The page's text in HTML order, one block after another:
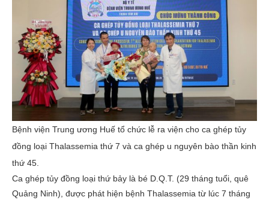
Bệnh viện Trung ương Huế tổ chức lễ ra viện cho ca ghép tủy
đồng loại Thalassemia thứ 7 và ca ghép u nguyên bào thần kinh
thứ 45.
Ca ghép tủy đồng loại thứ bảy là bé D.Q.T. (29 tháng tuổi, quê
Quảng Ninh), được phát hiện bệnh Thalassemia từ lúc 7 tháng